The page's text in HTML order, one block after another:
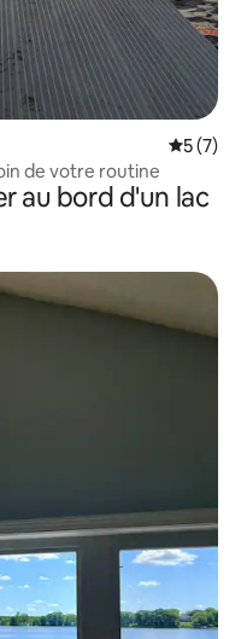
Note
5 (7)
de votre routine
au bord d'un lac
plus aimés